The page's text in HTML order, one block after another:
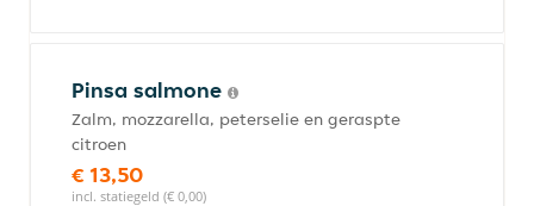
Pinsa salmone
Zalm, mozzarella, peterselie en geraspte
citroen
€ 13,50
incl. statiegeld (€ 0,00)